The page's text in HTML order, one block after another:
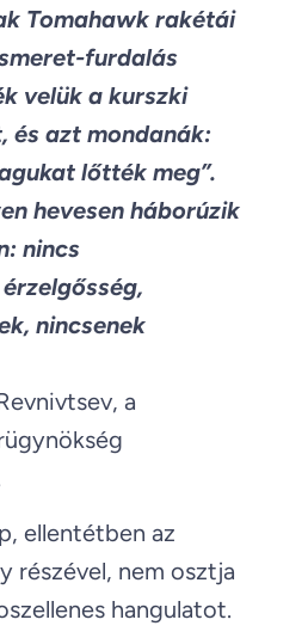
Tomahawk rakétái
furdalás
velük a kurszki
és azt mondanák:
lőtték meg”.
hevesen háborúzik
nincs
nincsenek
a
ellentétben az
részével, nem osztja
hangulatot.